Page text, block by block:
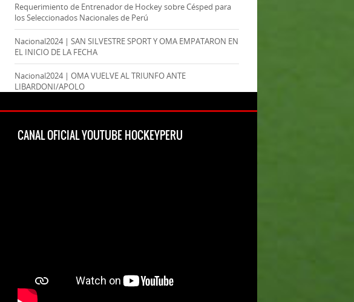
Requerimiento de Entrenador de Hockey sobre Césped para
los Seleccionados Nacionales de Perú
Nacional2024 | SAN SILVESTRE SPORT Y OMA EMPATARON EN
EL INICIO DE LA FECHA
Nacional2024 | OMA VUELVE AL TRIUNFO ANTE
LIBARDONI/APOLO
CANAL OFICIAL YOUTUBE HOCKEYPERU